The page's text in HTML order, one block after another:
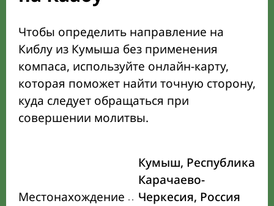
Чтобы определить направление на
Киблу из Кумыша без применения
компаса, используйте онлайн-карту,
которая поможет найти точную сторону,
куда следует обращаться при
совершении молитвы.
Местонахождение
Кумыш, Республика
Карачаево-
Черкесия, Россия